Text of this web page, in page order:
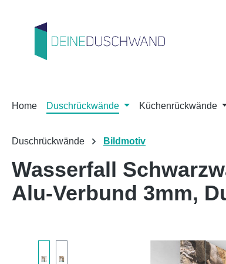
Home Duschrückwände Küchenrückwände
Duschrückwände Bildmotiv
Wasserfall
Alu-Verbund 3mm,